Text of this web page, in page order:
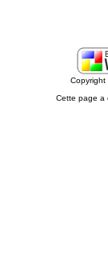
Cette page a